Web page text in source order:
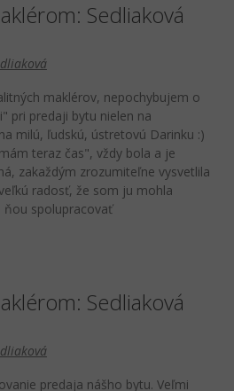
Sedliaková
maklérov, nepochybujem o
pri predaji bytu nielen na
milú, ľudskú, ústretovú Darinku :)
teraz čas", vždy bola a je
zakaždým zrozumiteľne vysvetlila
radosť, že som ju mohla
spolupracovať
Sedliaková
predaja nášho bytu. Veľmi